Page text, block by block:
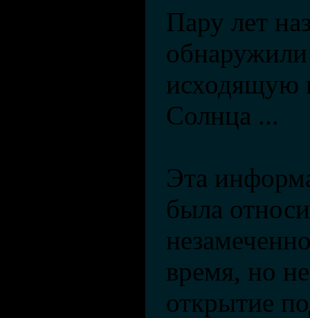
Пару лет
исходящую
Солнца ...
Эта
была
время, но
открытие